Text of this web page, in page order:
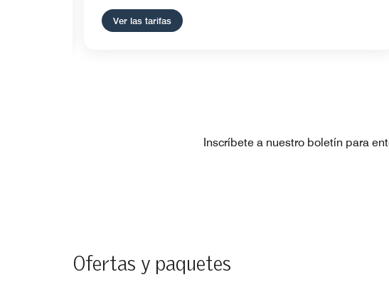
Ver las tarifas
Inscríbete a nuestro boletín para
Ofertas y paquetes